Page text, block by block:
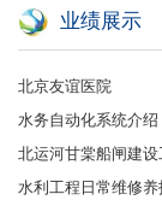
业绩展示
北京友谊医院
水务自动化系统介绍
北运河甘棠船闸建